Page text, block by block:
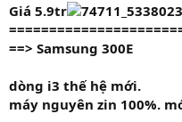
Giá 5.9tr
==> Samsung 300E
dòng i3 thế hệ mới.
máy nguyên zin 100%.